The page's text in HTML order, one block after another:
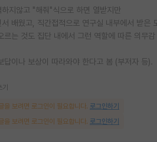
지않고 "해줘"식으로 하면 열받지만
배웠고, 직간접적으로 연구실 내부에서 받은
르는 것도 집단 내에서 그런 역할에 따른 의무
답이나 보상이 따라와야 한다고 봄 (부저자 등).
을 보려면 로그인이 필요합니다. 로그인하기
을 보려면 로그인이 필요합니다. 로그인하기